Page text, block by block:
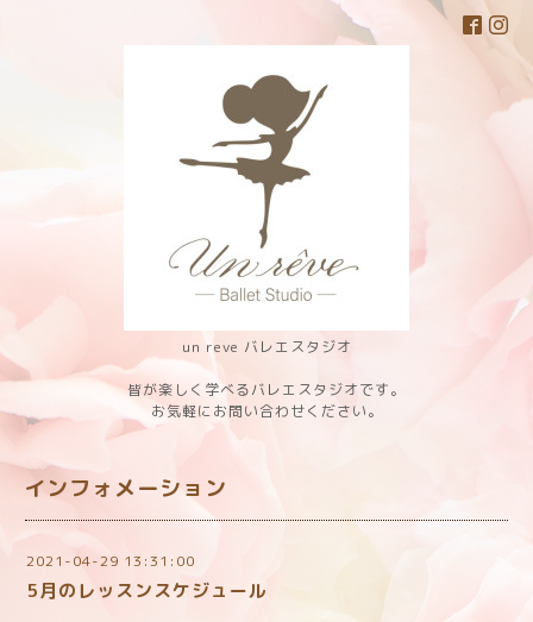
un reve バレエスタジオ
皆が楽しく学べるバレエスタジオです。
お気軽にお問い合わせください。
インフォメーション
2021-04-29 13:31:00
5月のレッスンスケジュール